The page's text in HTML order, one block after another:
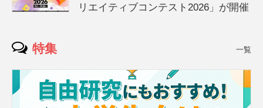
リエイティブコンテスト2026」が開催
特集 一覧